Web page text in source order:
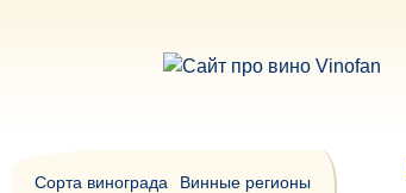
Сорта винограда
Винные регионы